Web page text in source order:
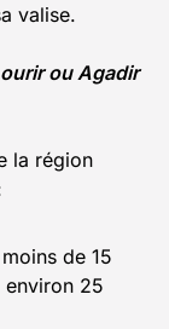
valise.
ou Agadir
la région
de 15
environ 25